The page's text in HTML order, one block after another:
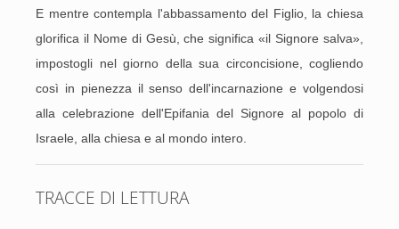
E mentre contempla l'abbassamento del Figlio, la chiesa
glorifica il Nome di Gesù, che significa «il Signore salva»,
impostogli nel giorno della sua circoncisione, cogliendo
così in pienezza il senso dell'incarnazione e volgendosi
alla celebrazione dell'Epifania del Signore al popolo di
Israele, alla chiesa e al mondo intero.
TRACCE DI LETTURA